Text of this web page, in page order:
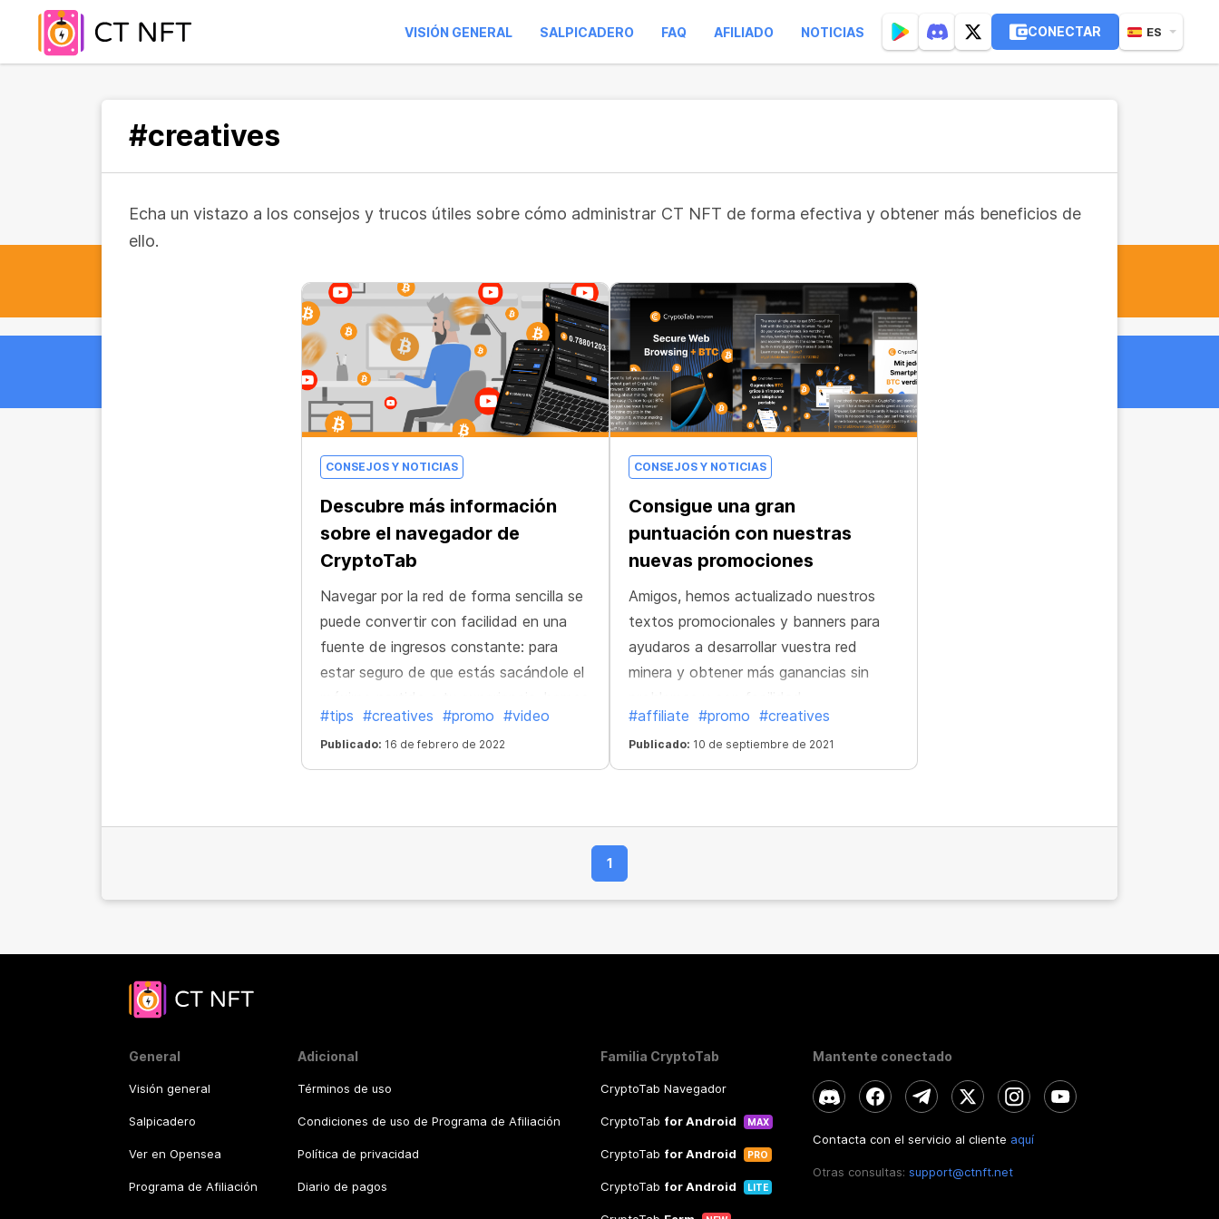
VISIÓN GENERAL SALPICADERO FAQ AFILIADO NOTICIAS CONECTAR ES
#creatives
Echa un vistazo a los consejos y trucos útiles sobre cómo administrar CT NFT de forma efectiva y obtener más beneficios de
ello.
CONSEJOS Y NOTICIAS
Descubre más información
sobre el navegador de
CryptoTab
Navegar por la red de forma sencilla se
puede convertir con facilidad en una
fuente de ingresos constante: para
estar seguro de que estás sacándole el
hecho un vídeo completamente nuevo
sobre el navegador de CryptoTab.
¡Genera beneficios simplemente usando
#tips #creatives #promo #video
Publicado: 16 de febrero de 2022
CONSEJOS Y NOTICIAS
Consigue una gran
puntuación con nuestras
nuevas promociones
Amigos, hemos actualizado nuestros
textos promocionales y banners para
ayudaros a desarrollar vuestra red
minera y obtener más ganancias sin
#affiliate #promo #creatives
Publicado: 10 de septiembre de 2021
1
General
Visión general
Salpicadero
Ver en Opensea
Programa de Afiliación
Adicional
Términos de uso
Condiciones de uso de Programa de Afiliación
Política de privacidad
Diario de pagos
Familia CryptoTab
CryptoTab Navegador
CryptoTab for Android MAX
CryptoTab for Android PRO
CryptoTab for Android LITE
Mantente conectado
Contacta con el servicio al cliente aquí
Otras consultas: support@ctnft.net